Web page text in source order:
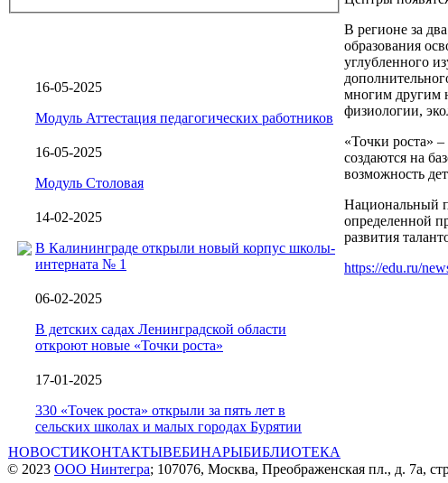
16-05-2025
Модуль Аттестация педагогических работников
16-05-2025
Модуль Столовая
14-02-2025
В Калининграде открыли новый корпус школы-
интерната № 1
06-02-2025
В детских садах Ленинградской области
откроют новые «Точки роста»
17-01-2025
330 «Точек роста» открыли за пять лет в
сельских школах и малых городах Бурятии
В регионе за
образования
углубленного
многим другим
физиологии,
«Точки роста»
создаются на
возможность
Национальный
определенной
развития
https://edu.ru/
НОВОСТИКОНТАКТЫВЕБИНАРЫБИБЛИОТЕКА
© 2023 ООО Нинтегра; 107076, Москва, Преображенская пл., д. 7а,